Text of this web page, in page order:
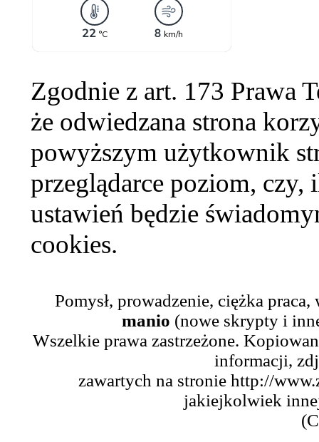
Zgodnie z art. 173 Prawa
że odwiedzana strona
powyższym użytkownik
przeglądarce poziom,
ustawień będzie
cookies.
Pomysł, prowadzenie, ciężka
manio (nowe skrypty i
Wszelkie prawa zastrzeżone.
informacji,
zawartych na stronie http://
jakiejkolwiek